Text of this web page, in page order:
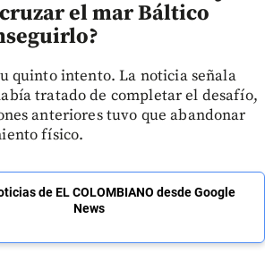
el mar Báltico
quinto intento. La noticia señala
tratado de completar el desafío,
anteriores tuvo que abandonar
físico.
de EL COLOMBIANO desde Google
News